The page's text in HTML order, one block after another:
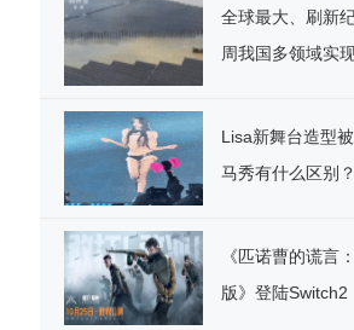
全球最大、刷新
周我国多领域实
Lisa新舞台造型
马秀有什么区别？
《匹诺曹的谎言
版》登陆Switch2